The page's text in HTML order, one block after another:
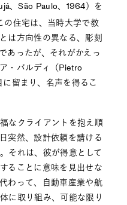
、São Paulo、1964）を
の住宅は、当時大学で教
は方向性の異なる、彫刻
あったが、それがかえっ
・バルディ（Pietro
留まり、名声を得るこ
なクライアントを抱え順
突然、設計依頼を請ける
それは、彼が得意として
ることに意味を見出せな
わって、自動車産業や航
に取り組み、可能な限り